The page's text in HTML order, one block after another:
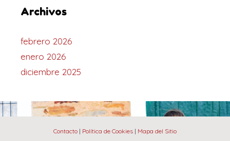
Archivos
febrero 2026
enero 2026
diciembre 2025
Contacto | Política de Cookies | Mapa del Sitio